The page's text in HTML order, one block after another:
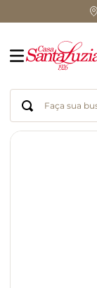
Faça sua busca